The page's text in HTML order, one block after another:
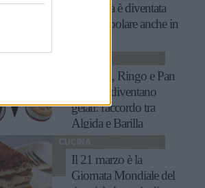
hawaiana è diventata
tanto popolare anche in
Baiocchi, Ringo e Pan
di Stelle diventano
gelati: l'accordo tra
Algida e Barilla
CUCINA
Il 21 marzo è la
Giornata Mondiale del